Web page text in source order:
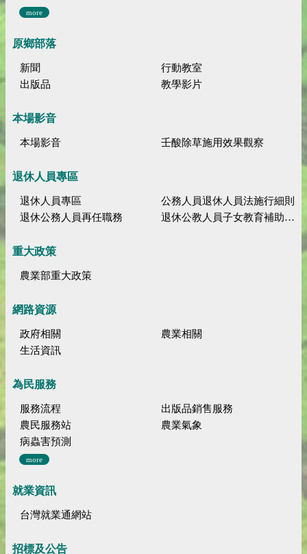
more
原鄉部落
新聞
行動教室
出版品
教學影片
本場影音
本場影音 壬酸除草施用效果觀察
退休人員專區
退休人員專區
公務人員退休人員法施行細則
退休公務人員再任職務
退休公教人員子女教育補助規定
重大政策
農業部重大政策
網路資源
政府相關
農業相關
生活資訊
為民服務
服務流程
出版品銷售服務
農民服務站
農業氣象
病蟲害預測
more
就業資訊
台灣就業通網站
招標及公告